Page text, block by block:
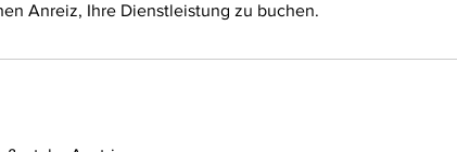
Anreiz, Ihre Dienstleistung zu buchen.